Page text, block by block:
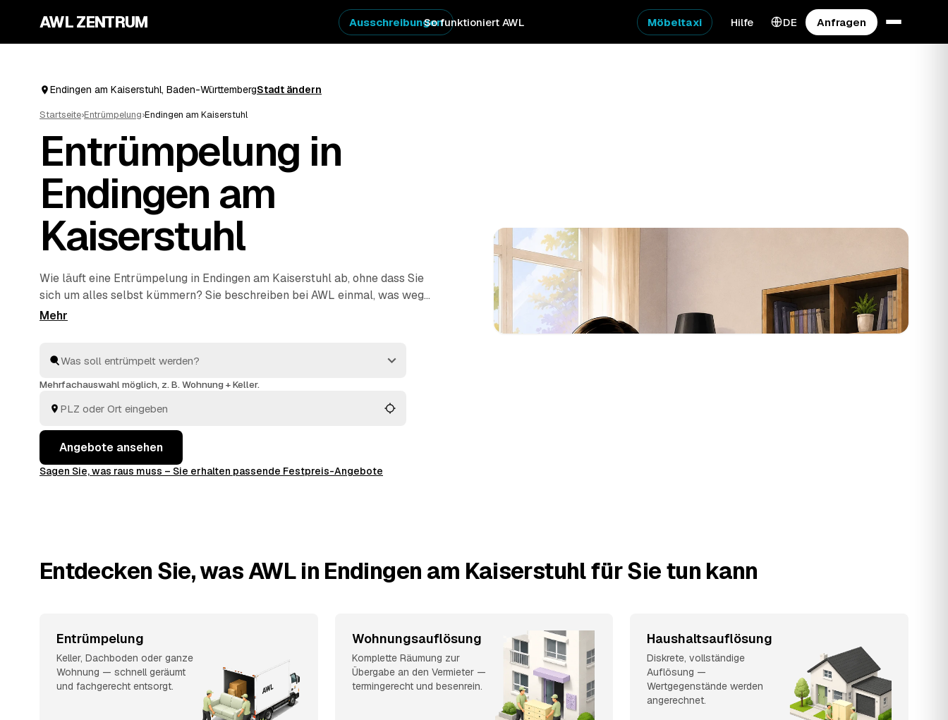
AWL ZENTRUM So funktioniert AWL
Ausschreibungen Möbeltaxi Hilfe DE Anfragen
Endingen am Kaiserstuhl, Baden-WürttembergStadt ändern
Startseite›Entrümpelung›Endingen am Kaiserstuhl
Entrümpelung in
Endingen am
Kaiserstuhl
Wie läuft eine Entrümpelung in Endingen am Kaiserstuhl ab, ohne dass Sie
sich um alles selbst kümmern? Sie beschreiben bei AWL einmal, was weg
soll – vom einzelnen Keller bis zur kompletten
ausräumen, abtransportieren, fachgerecht entsorgen.
Mehrfachauswahl möglich, z. B. Wohnung + Keller.
Angebote ansehen
Sagen Sie, was raus muss – Sie erhalten passende Festpreis-Angebote
Entdecken Sie, was AWL in Endingen am Kaiserstuhl für Sie tun kann
Entrümpelung
Keller, Dachboden oder ganze
Wohnung — schnell geräumt
und fachgerecht entsorgt.
Wohnungsauflösung
Komplette Räumung zur
Übergabe an den Vermieter —
termingerecht und besenrein.
Haushaltsauflösung
Diskrete, vollständige
Auflösung —
Wertgegenstände werden
angerechnet.